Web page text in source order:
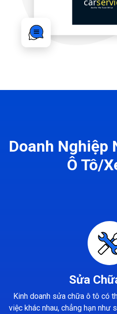
Doanh Nghiệp
Ô Tô/
Sửa
Kinh doanh sửa chữa ô tô có
việc khác nhau, chẳng hạn như